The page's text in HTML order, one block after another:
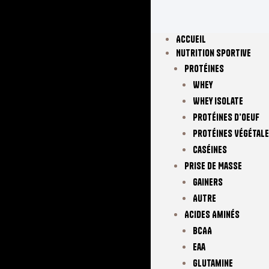
Accueil
Nutrition Sportive
Protéines
Whey
Whey Isolate
Protéines D’oeuf
Protéines
Caséines
Prise De Masse
Gainers
Autre
Acides Aminés
BCAA
Eaa
Glutamine